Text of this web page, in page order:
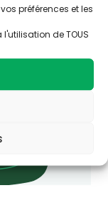
préférences et les
de TOUS
de la